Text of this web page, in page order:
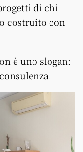
di chi
costruito con
è uno slogan: